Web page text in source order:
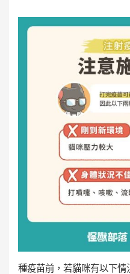
種疫苗前，若貓咪有以下情